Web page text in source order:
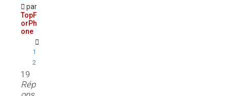
par
TopF
orPh
one
1
2
19
Rép